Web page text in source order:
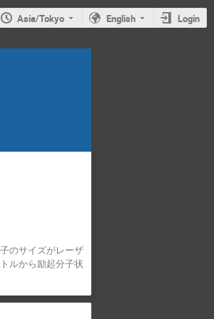
Asia/Tokyo English Login
のサイズがレーザ
ルから励起分子状